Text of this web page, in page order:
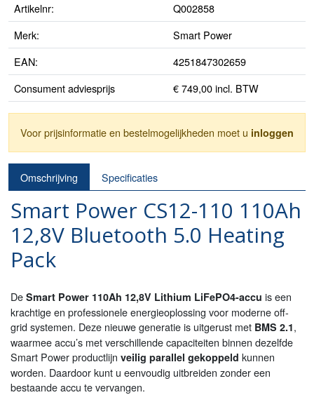
Artikelnr:
Q002858
Merk:
Smart Power
EAN:
4251847302659
Consument adviesprijs
€ 749,00 incl. BTW
Voor prijsinformatie en bestelmogelijkheden moet u inloggen
Omschrijving Specificaties
Smart Power CS12-110 110Ah
12,8V Bluetooth 5.0 Heating
Pack
De Smart Power 110Ah 12,8V Lithium LiFePO4-accu is een
krachtige en professionele energieoplossing voor moderne off-
grid systemen. Deze nieuwe generatie is uitgerust met BMS 2.1,
waarmee accu’s met verschillende capaciteiten binnen dezelfde
Smart Power productlijn veilig parallel gekoppeld kunnen
worden. Daardoor kunt u eenvoudig uitbreiden zonder een
bestaande accu te vervangen.